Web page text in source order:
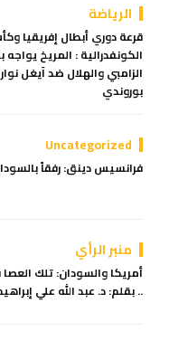
الرياضة
قرعة دوري أبطال إفريقيا
الكونفدرالية : المريخ يواجه
الزامبي والهلال ضد آيغل
بوروندي
Uncategorized
فرانسيس دينق: رفقاً
منبر الرأي
أمريكا والسودان: تلك العصا
.. بقلم: د. عبد الله علي